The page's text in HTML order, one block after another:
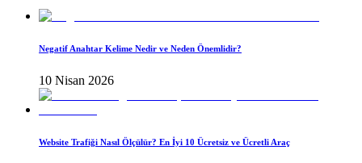
Negatif Anahtar Kelime Nedir ve Neden Önemlidir?
10 Nisan 2026
Website Trafiği Nasıl Ölçülür? En İyi 10 Ücretsiz ve Ücretli Araç